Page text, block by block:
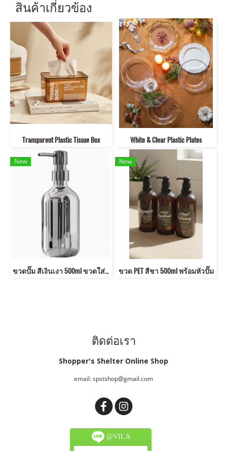
สินค้าเกี่ยวข้อง
Transparent Plastic Tissue Box White & Clear Plastic Plates
New
ขวดปั๊ม สีเงินเงา 500ml ขวดใส่สบู่ล้างมือ โลชั่น แชมพู สไตล์มินิมอล หรู
New
ขวด PET สีชา 500ml พร้อมหัวปั๊ม
ติดต่อเรา
Shopper's Shelter Online Shop
email: spstshop@gmail.com
@VILA